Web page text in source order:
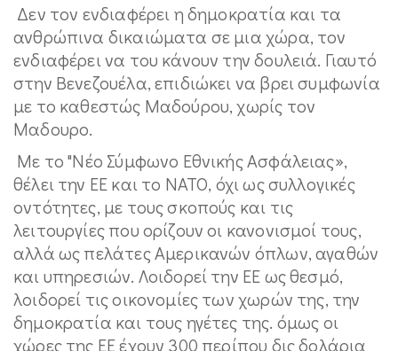
Δεν τον ενδιαφέρει η δημοκρατία και τα
ανθρώπινα δικαιώματα σε μια χώρα, τον
ενδιαφέρει να του κάνουν την δουλειά. Γιαυτό
στην Βενεζουέλα, επιδιώκει να βρει συμφωνία
με το καθεστώς Μαδούρου, χωρίς τον
Μαδουρο.
Με το "Νέο Σύμφωνο Εθνικής Ασφάλειας»,
θέλει την ΕΕ και το ΝΑΤΟ, όχι ως συλλογικές
οντότητες, με τους σκοπούς και τις
λειτουργίες που ορίζουν οι κανονισμοί τους,
αλλά ως πελάτες Αμερικανών όπλων, αγαθών
και υπηρεσιών. Λοιδορεί την ΕΕ ως θεσμό,
λοιδορεί τις οικονομίες των χωρών της, την
δημοκρατία και τους ηγέτες της. όμως οι
χώρες της ΕΕ έχουν 300 περίπου δις δολάρια